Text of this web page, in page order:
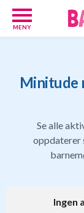
MENY
Minitude
Se alle
oppdaterer
Ingen
Velkomstgaver
for
Nettbutikker